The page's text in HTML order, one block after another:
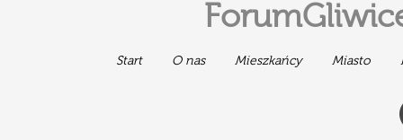
Start O nas Mieszkańcy Miasto